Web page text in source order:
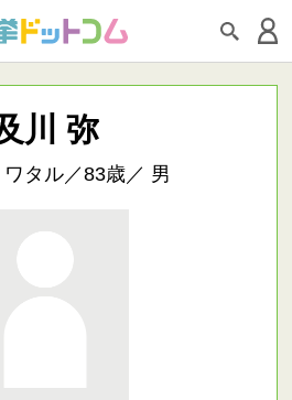
川 弥
タル／83歳／ 男